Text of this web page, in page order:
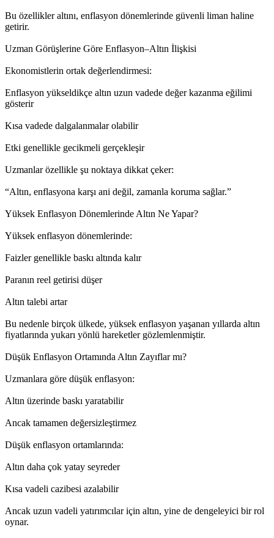
Bu özellikler altını, enflasyon dönemlerinde güvenli liman haline
getirir.
Uzman Görüşlerine Göre Enflasyon–Altın İlişkisi
Ekonomistlerin ortak değerlendirmesi:
Enflasyon yükseldikçe altın uzun vadede değer kazanma eğilimi
gösterir
Kısa vadede dalgalanmalar olabilir
Etki genellikle gecikmeli gerçekleşir
Uzmanlar özellikle şu noktaya dikkat çeker:
“Altın, enflasyona karşı ani değil, zamanla koruma sağlar.”
Yüksek Enflasyon Dönemlerinde Altın Ne Yapar?
Yüksek enflasyon dönemlerinde:
Faizler genellikle baskı altında kalır
Paranın reel getirisi düşer
Altın talebi artar
Bu nedenle birçok ülkede, yüksek enflasyon yaşanan yıllarda altın
fiyatlarında yukarı yönlü hareketler gözlemlenmiştir.
Düşük Enflasyon Ortamında Altın Zayıflar mı?
Uzmanlara göre düşük enflasyon:
Altın üzerinde baskı yaratabilir
Ancak tamamen değersizleştirmez
Düşük enflasyon ortamlarında:
Altın daha çok yatay seyreder
Kısa vadeli cazibesi azalabilir
Ancak uzun vadeli yatırımcılar için altın, yine de dengeleyici bir rol
oynar.